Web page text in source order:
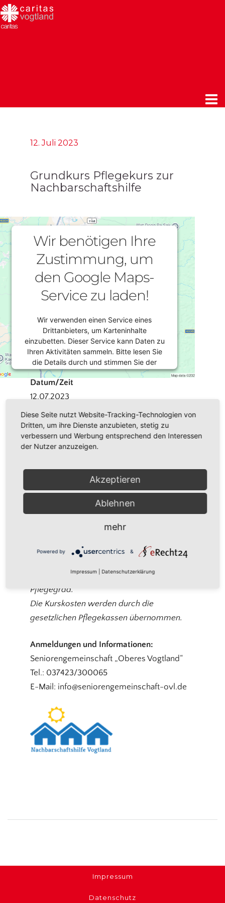
12. Juli 2023
Grundkurs Pflegekurs zur
Nachbarschaftshilfe
Wir benötigen Ihre
Zustimmung, um
den Google Maps-
Service zu laden!
Wir verwenden einen Service eines
Drittanbieters, um Karteninhalte
einzubetten. Dieser Service kann Daten zu
Ihren Aktivitäten sammeln. Bitte lesen Sie
die Details durch und stimmen Sie der
Nutzung des Service zu, um diese Karte
Mehr Informationen
Akzeptieren
Management Platform
Datum/Zeit
12.07.2023
8:30 - 16:00
Veranstaltungsort
Adorf, Mehrgenerationenhaus Adorf
Ausbildungskurs zur Erlangung der
Anerkennung als Nachbarschaftshelfer
Nachbarschaftshelfer entlasten
Pflegepersonen. Sie betreuen Betroffene
Einsatz bei Pflegebedürftigen ist ein
Pflegegrad.
Die Kurskosten werden durch die
gesetzlichen Pflegekassen übernommen.
Anmeldungen und Informationen:
Seniorengemeinschaft „Oberes Vogtland“
Tel.: 037423/300065
E-Mail: info@seniorengemeinschaft-ovl.de
Impressum
Datenschutz
Diese Seite nutzt Website-Tracking-Technologien von
Dritten, um ihre Dienste anzubieten, stetig zu
verbessern und Werbung entsprechend den Interessen
der Nutzer anzuzeigen.
Akzeptieren
Ablehnen
mehr
Powered by &
Impressum Datenschutzerklärung